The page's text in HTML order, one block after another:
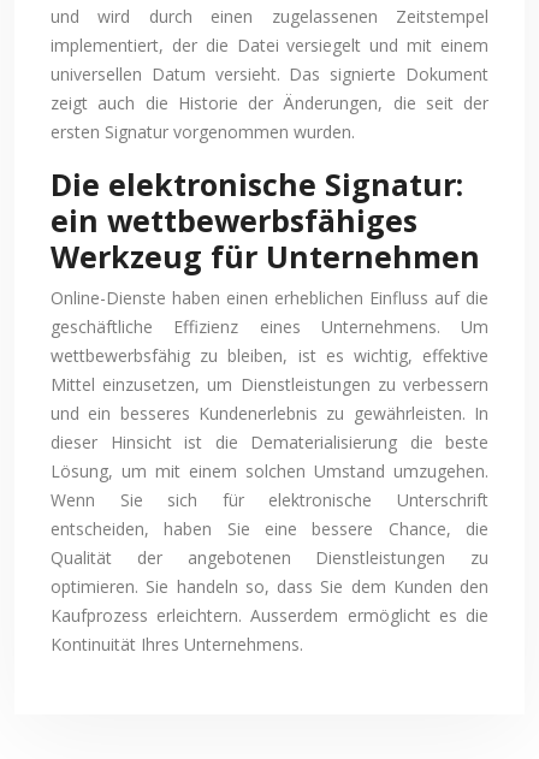
und wird durch einen zugelassenen Zeitstempel
implementiert, der die Datei versiegelt und mit einem
universellen Datum versieht. Das signierte Dokument
zeigt auch die Historie der Änderungen, die seit der
ersten Signatur vorgenommen wurden.
Die elektronische Signatur:
ein wettbewerbsfähiges
Werkzeug für Unternehmen
Online-Dienste haben einen erheblichen Einfluss auf die
geschäftliche Effizienz eines Unternehmens. Um
wettbewerbsfähig zu bleiben, ist es wichtig, effektive
Mittel einzusetzen, um Dienstleistungen zu verbessern
und ein besseres Kundenerlebnis zu gewährleisten. In
dieser Hinsicht ist die Dematerialisierung die beste
Lösung, um mit einem solchen Umstand umzugehen.
Wenn Sie sich für elektronische Unterschrift
entscheiden, haben Sie eine bessere Chance, die
Qualität der angebotenen Dienstleistungen zu
optimieren. Sie handeln so, dass Sie dem Kunden den
Kaufprozess erleichtern. Ausserdem ermöglicht es die
Kontinuität Ihres Unternehmens.